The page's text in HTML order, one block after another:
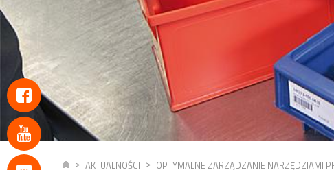
AKTUALNOŚCI OPTYMALNE ZARZĄDZANIE NARZĘDZIAMI